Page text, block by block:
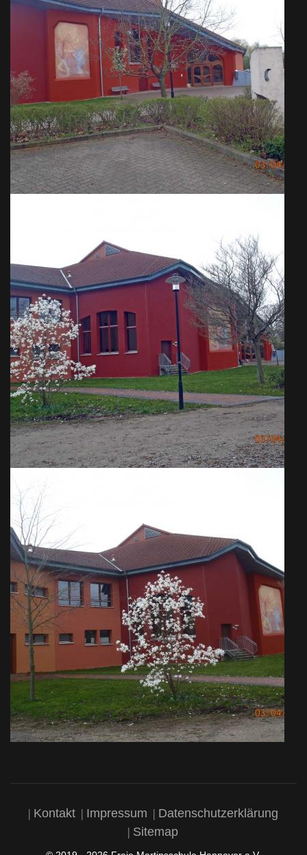
Kontakt Impressum
Datenschutzerklärung
Sitemap